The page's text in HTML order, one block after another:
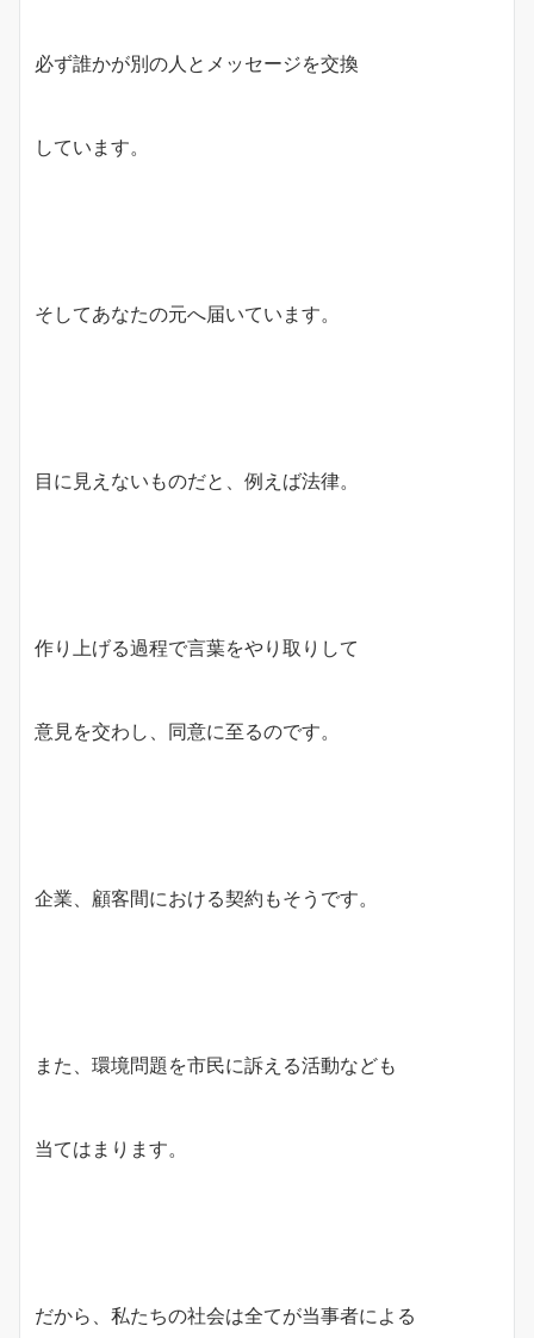
必ず誰かが別の人とメッセージを交換
しています。
そしてあなたの元へ届いています。
目に見えないものだと、例えば法律。
作り上げる過程で言葉をやり取りして
意見を交わし、同意に至るのです。
企業、顧客間における契約もそうです。
また、環境問題を市民に訴える活動なども
当てはまります。
だから、私たちの社会は全てが当事者による